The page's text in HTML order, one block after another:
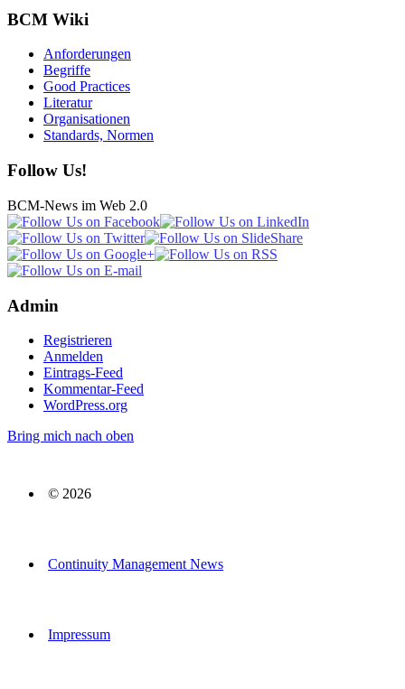
BCM Wiki
Anforderungen
Begriffe
Good Practices
Literatur
Organisationen
Standards, Normen
Follow Us!
BCM-News im Web 2.0
Admin
Registrieren
Anmelden
Eintrags-Feed
Kommentar-Feed
WordPress.org
Bring mich nach oben
© 2026
Continuity Management News
Impressum